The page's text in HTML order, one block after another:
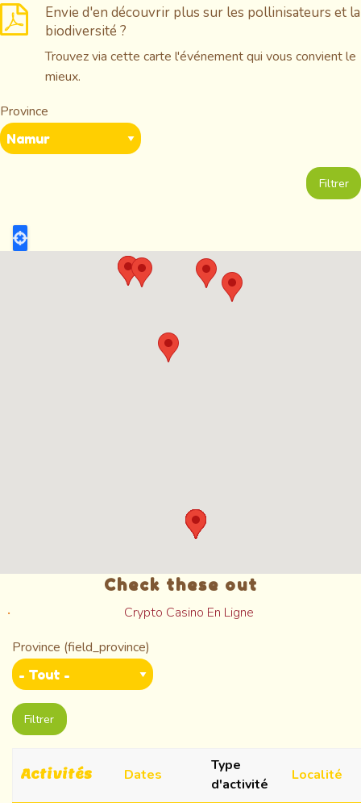
Envie d'en découvrir plus sur les pollinisateurs et la
biodiversité ?
Trouvez via cette carte l'événement qui vous convient le
mieux.
Province
Check these out
Crypto Casino En Ligne
Province (field_province)
Activités Dates
Type
d'activité
Localité